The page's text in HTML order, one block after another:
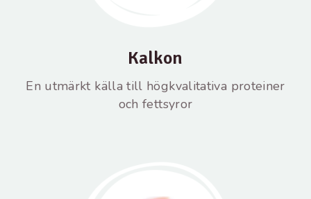
Kalkon
En utmärkt källa till högkvalitativa proteiner
och fettsyror